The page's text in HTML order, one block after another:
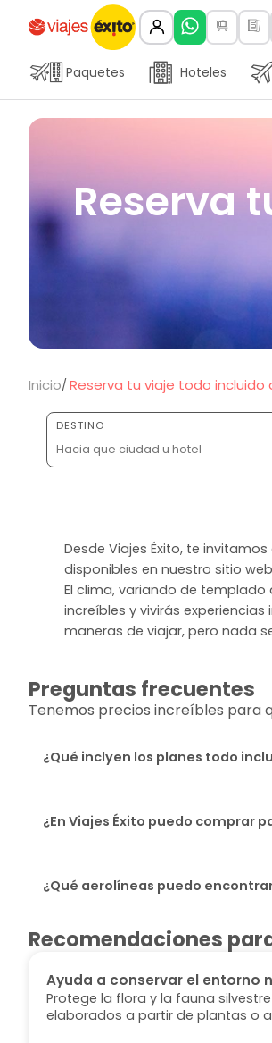
Paquetes Hoteles
Reserva
Inicio Reserva tu viaje todo incluido
DESTINO
Desde Viajes Éxito, te
disponibles en nuestro sitio
El clima, variando de
increíbles y vivirás
maneras de viajar, pero nada
Preguntas frecuentes
Tenemos precios increíbles para
¿Qué inclyen los planes todo
¿En Viajes Éxito puedo comprar
¿Qué aerolíneas puedo
Recomendaciones
Ayuda a conservar el entorno
Protege la flora y la fauna
elaborados a partir de plantas o